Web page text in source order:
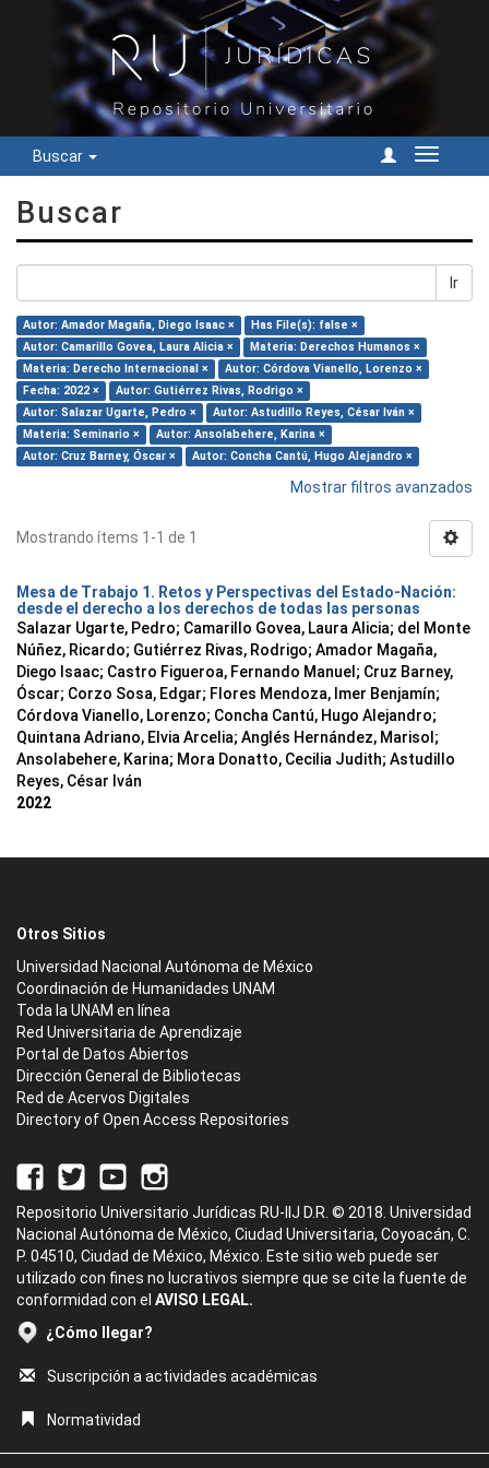
Buscar
Cambiar
Buscar
Ir
Autor: Amador Magaña, Diego Isaac ×
Has File(s): false ×
Autor: Camarillo Govea, Laura Alicia ×
Materia: Derechos Humanos ×
Materia: Derecho Internacional ×
Autor: Córdova Vianello, Lorenzo ×
Fecha: 2022 ×
Autor: Gutiérrez Rivas, Rodrigo ×
Autor: Salazar Ugarte, Pedro ×
Autor: Astudillo Reyes, César Iván ×
Materia: Seminario ×
Autor: Ansolabehere, Karina ×
Autor: Cruz Barney, Óscar ×
Autor: Concha Cantú, Hugo Alejandro ×
Mostrar filtros avanzados
Mostrando ítems 1-1 de 1
Mesa de Trabajo 1. Retos y Perspectivas del Estado-Nación:
desde el derecho a los derechos de todas las personas
Salazar Ugarte, Pedro; Camarillo Govea, Laura Alicia; del Monte
Núñez, Ricardo; Gutiérrez Rivas, Rodrigo; Amador Magaña,
Diego Isaac; Castro Figueroa, Fernando Manuel ; Cruz Barney,
Óscar; Corzo Sosa, Edgar; Flores Mendoza, Imer Benjamín;
Córdova Vianello, Lorenzo; Concha Cantú, Hugo Alejandro;
Quintana Adriano, Elvia Arcelia; Anglés Hernández, Marisol ;
Ansolabehere, Karina; Mora Donatto, Cecilia Judith; Astudillo
Reyes, César Iván
2022
Otros Sitios
Universidad Nacional Autónoma de México
Coordinación de Humanidades UNAM
Toda la UNAM en línea
Red Universitaria de Aprendizaje
Portal de Datos Abiertos
Dirección General de Bibliotecas
Red de Acervos Digitales
Directory of Open Access Repositories
Repositorio Universitario Jurídicas RU-IIJ D.R. © 2018. Universidad
Nacional Autónoma de México, Ciudad Universitaria, Coyoacán, C.
P. 04510, Ciudad de México, México. Este sitio web puede ser
utilizado con fines no lucrativos siempre que se cite la fuente de
conformidad con el AVISO LEGAL.
¿Cómo llegar?
Suscripción a actividades académicas
Normatividad